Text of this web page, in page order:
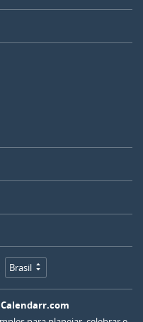
Brasil
Calendarr.com